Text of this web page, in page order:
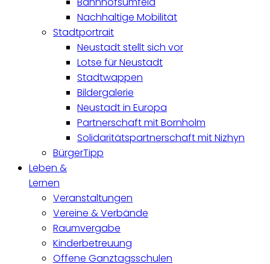
Nachhaltige Mobilität
Stadtportrait
Neustadt stellt sich vor
Lotse für Neustadt
Stadtwappen
Bildergalerie
Neustadt in Europa
Partnerschaft mit Bornholm
Solidaritätspartnerschaft mit Nizhyn
BürgerTipp
Leben &
Lernen
Veranstaltungen
Vereine & Verbände
Raumvergabe
Kinderbetreuung
Offene Ganztagsschulen